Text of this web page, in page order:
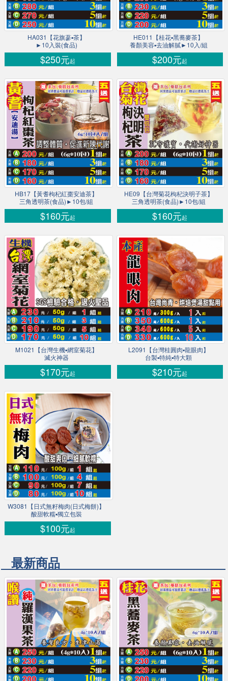
HA031【花旗蔘▪茶】
►10入裝(食品)
$250元起
HE011【桂花▪黑蕎麥茶】
養顏美容▪去油解膩►10入/組
$200元起
HB17【黃耆枸杞紅棗安迪茶】
三角透明茶(食品)►10包/組
$160元起
HE09【台灣菊花枸杞決明子茶】
三角透明茶(食品)►10包/組
$160元起
M1021【台灣生機▪網室菊花】
滅火神器
$170元起
L2091【台灣桂圓肉▪龍眼肉】
台製▪特純▪特大顆
$210元起
W3081【日式無籽梅肉(日式梅餅)】
酸甜軟糯▪獨立包裝
$100元起
最新商品